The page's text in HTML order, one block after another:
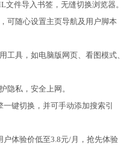
件导入书签，无缝切换浏览器。
可随心设置主页导航及用户脚本
工具，如电脑版网页、看图模式、
隐私，安全上网。
键切换，并可手动添加搜索引
体验价低至3.8元/月，抢先体验